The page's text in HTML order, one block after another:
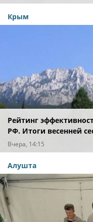
Крым
Рейтинг
РФ. Итоги весенней
Вчера, 14:15
Алушта